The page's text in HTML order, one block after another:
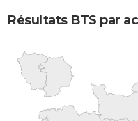
Résultats BTS par